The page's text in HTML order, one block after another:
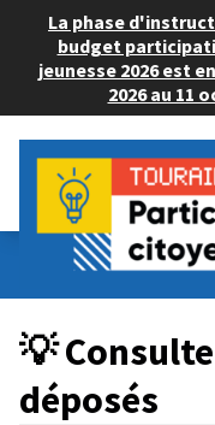
La phase
budget
jeunesse 2026 est
2026 au 11
Budget Participatif
💡 Consulter les
💡
déposés